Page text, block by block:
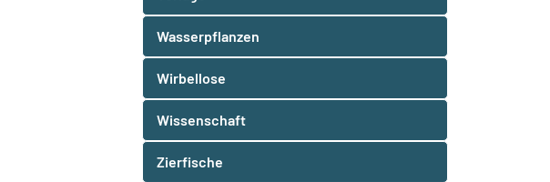
Wasserpflanzen
Wirbellose
Wissenschaft
Zierfische